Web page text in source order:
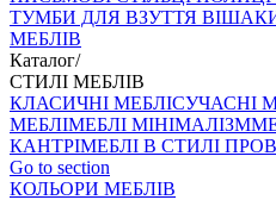
ТУМБИ ДЛЯ ВЗУТТЯ
МЕБЛІВ
Каталог/
СТИЛІ МЕБЛІВ
КЛАСИЧНІ МЕБЛІСУЧАСНІ
МЕБЛІМЕБЛІ МІНІМАЛІЗМ
КАНТРІМЕБЛІ В СТИЛІ
Go to section
КОЛЬОРИ МЕБЛІВ